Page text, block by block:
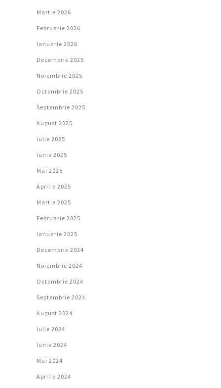
Martie 2026
Februarie 2026
Ianuarie 2026
Decembrie 2025
Noiembrie 2025
Octombrie 2025
Septembrie 2025
August 2025
Iulie 2025
Iunie 2025
Mai 2025
Aprilie 2025
Martie 2025
Februarie 2025
Ianuarie 2025
Decembrie 2024
Noiembrie 2024
Octombrie 2024
Septembrie 2024
August 2024
Iulie 2024
Iunie 2024
Mai 2024
Aprilie 2024